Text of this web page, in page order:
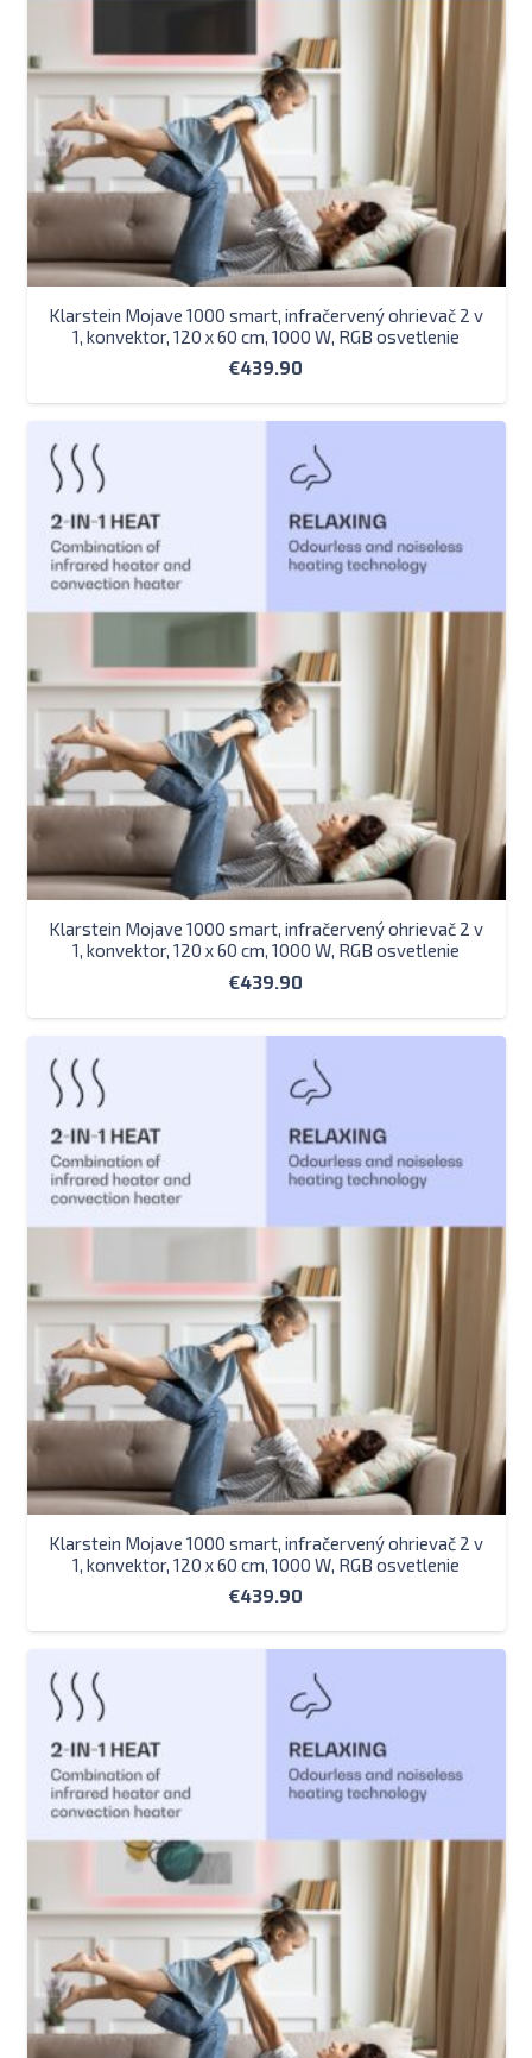
Klarstein Mojave 1000 smart, infračervený ohrievač 2 v
1, konvektor, 120 x 60 cm, 1000 W, RGB osvetlenie
€439.90
Klarstein Mojave 1000 smart, infračervený ohrievač 2 v
1, konvektor, 120 x 60 cm, 1000 W, RGB osvetlenie
€439.90
Klarstein Mojave 1000 smart, infračervený ohrievač 2 v
1, konvektor, 120 x 60 cm, 1000 W, RGB osvetlenie
€439.90